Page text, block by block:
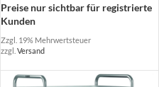
Preise nur sichtbar für registrierte
Kunden
Zzgl. 19% Mehrwertsteuer
zzgl. Versand